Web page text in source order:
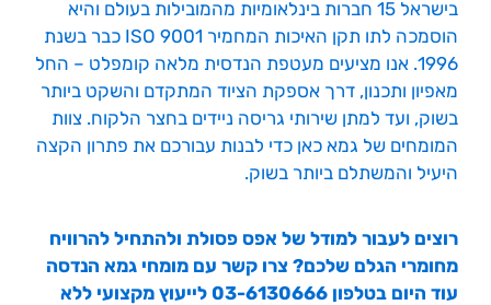
בישראל 15 חברות בינלאומיות מהמובילות בעולם והיא
הוסמכה לתו תקן האיכות המחמיר ISO 9001 כבר בשנת
1996. אנו מציעים מעטפת הנדסית מלאה קומפלט – החל
מאפיון ותכנון, דרך אספקת הציוד המתקדם והשקט ביותר
בשוק, ועד למתן שירותי גריסה ניידים בחצר הלקוח. צוות
המומחים של גמא כאן כדי לבנות עבורכם את פתרון הקצה
היעיל והמשתלם ביותר בשוק.
רוצים לעבור למודל של אפס פסולת ולהתחיל להרוויח
מחומרי הגלם שלכם? צרו קשר עם מומחי גמא הנדסה
עוד היום בטלפון 03-6130666 לייעוץ מקצועי ללא